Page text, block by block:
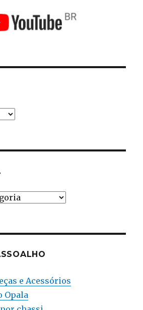
e Acessórios
Opala